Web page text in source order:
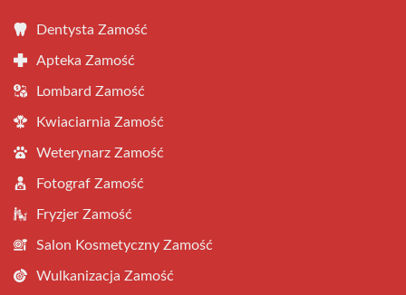
Dentysta Zamość
Apteka Zamość
Lombard Zamość
Kwiaciarnia Zamość
Weterynarz Zamość
Fotograf Zamość
Fryzjer Zamość
Salon Kosmetyczny Zamość
Wulkanizacja Zamość